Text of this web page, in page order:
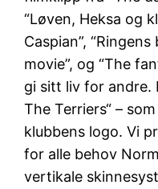
“Løven, Heksa og
Caspian”,
movie”, og “The
gi sitt liv for andre.
The Terriers“ –
klubbens logo. Vi
for alle behov
vertikale